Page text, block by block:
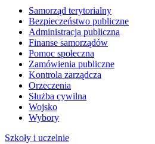
Samorząd terytorialny
Bezpieczeństwo publiczne
Administracja publiczna
Finanse samorządów
Pomoc społeczna
Zamówienia publiczne
Kontrola zarządcza
Orzeczenia
Służba cywilna
Wojsko
Wybory
Szkoły i uczelnie